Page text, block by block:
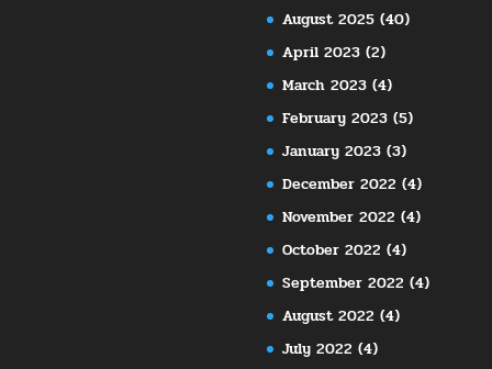
August 2025 (40)
April 2023 (2)
March 2023 (4)
February 2023 (5)
January 2023 (3)
December 2022 (4)
November 2022 (4)
October 2022 (4)
September 2022 (4)
August 2022 (4)
July 2022 (4)